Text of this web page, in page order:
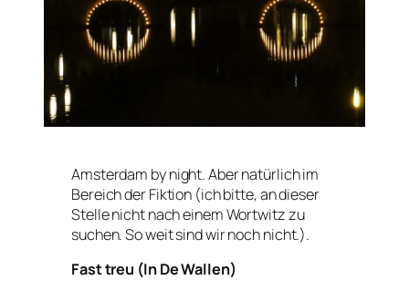
Amsterdam by night. Aber natürlich im
Bereich der Fiktion (ich bitte, an dieser
Stelle nicht nach einem Wortwitz zu
suchen. So weit sind wir noch nicht.).
Fast treu (In De Wallen)